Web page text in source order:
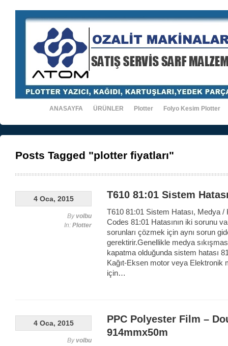
ANASAYFA ÜRÜNLER Plotter Folyo Kesim Plotter
Posts Tagged "plotter fiyatları"
T610 81:01 Sistem
T610 81:01 Sistem Hatası, Medya /
Codes 81:01 Hatasının iki sorunu
sorunları çözmek için aynı sorun
gerektirir.Genellikle medya
kapatma olduğunda sistem hatası
Kağıt-Eksen motor veya Elektronik
için…
4 Oca, 2015
Byvolbu
In: Plotter
PPC Polyester Film –
914mmx50m
4 Oca, 2015
Byvolbu